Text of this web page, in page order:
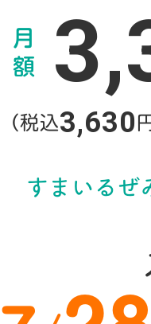
月
額
（税込3,630
すまいるぜ